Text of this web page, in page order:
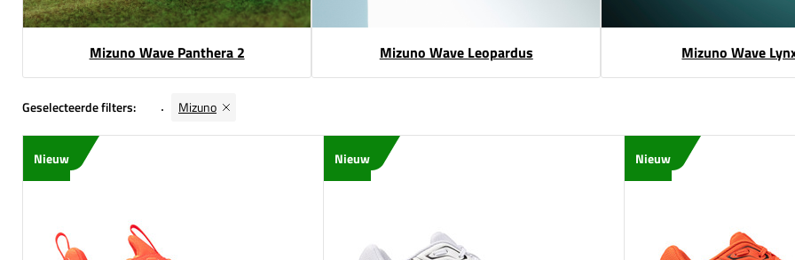
Mizuno Wave Panthera 2 Mizuno Wave Leopardus Mizuno Wave
Geselecteerde filters: Mizuno
Nieuw Nieuw Nieuw